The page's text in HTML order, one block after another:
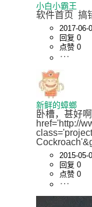
小白小霸王
软件首页  搞
2017-06-
回复 0
点赞 0
新鲜的蟑螂
卧槽，甚好
href='http://
2015-05-
回复 0
点赞 0